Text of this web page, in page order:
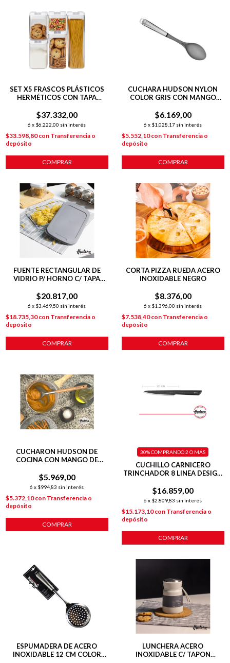
SET X5 FRASCOS PLÁSTICOS
HERMÉTICOS CON TAPA
$37.332,00
6 x $6.222,00 sin interés
$33.598,80con Transferencia o
depósito
COMPRAR
CUCHARA HUDSON NYLON
COLOR GRIS CON MANGO
$6.169,00
6 x $1.028,17 sin interés
$5.552,10con Transferencia o
depósito
COMPRAR
FUENTE RECTANGULAR DE
VIDRIO P/ HORNO C/ TAPA
$20.817,00
6 x $3.469,50 sin interés
$18.735,30con Transferencia o
depósito
COMPRAR
CORTA PIZZA RUEDA ACERO
INOXIDABLE NEGRO
$8.376,00
6 x $1.396,00 sin interés
$7.538,40con Transferencia o
depósito
COMPRAR
CUCHARON HUDSON DE
COCINA CON MANGO DE
$5.969,00
6 x $994,83 sin interés
$5.372,10con Transferencia o
depósito
COMPRAR
CUCHILLO CARNICERO
TRINCHADOR 8 LINEA DESIGN
$16.859,00
6 x $2.809,83 sin interés
30%COMPRANDO 2 O MÁS
$15.173,10con Transferencia o
depósito
COMPRAR
ESPUMADERA DE ACERO
INOXIDABLE 12 CM COLOR
LUNCHERA ACERO
INOXIDABLE C/ TAPON